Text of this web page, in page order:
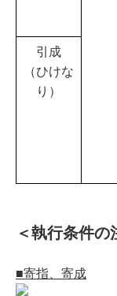
引成
（ひけな
り）
＜執行条件の
■寄指、寄成